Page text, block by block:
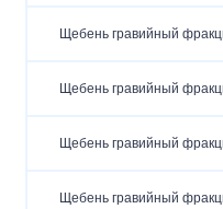
Щебень гравийный
Щебень гравийный
Щебень гравийный
Щебень гравийный